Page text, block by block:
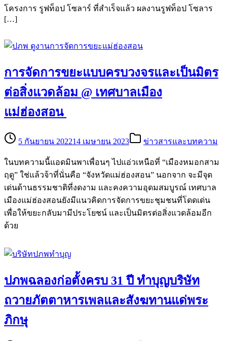
โครงการ รูฟท็อป โซลาร์ ที่สำเร็จแล้ว ผลงานรูฟท็อป โซลาร
[…]
การจัดการขยะแบบครบวงจรและเป็นมิตร
ต่อสิ่งแวดล้อม @ เทศบาลเมือง
แม่ฮ่องสอน
5 กันยายน 202214 เมษายน 2023 ข่าวสารและบทความ
ในบทความนี้แอดมินพาเพื่อนๆ ไปแอ่วเหนือที่ “เมืองหมอกสาม
ฤดู” ใช่แล้วจ้าที่นั่นคือ “จังหวัดแม่ฮ่องสอน” นอกจาก จะมีจุด
เด่นด้านธรรมชาติที่งดงาม และคงความอุดมสมบูรณ์ เทศบาล
เมืองแม่ฮ่องสอนยังมีแนวคิดการจัดการขยะชุมชนที่โดดเด่น
เพื่อให้ขยะกลับมามีประโยชน์ และเป็นมิตรต่อสิ่งแวดล้อมอีก
ด้วย
ปภพฉลองก่อตั้งครบ 31 ปี ทำบุญบริษัท
ถวายภัตตาหารเพลและสังฆทานแด่พระ
ภิกษุ